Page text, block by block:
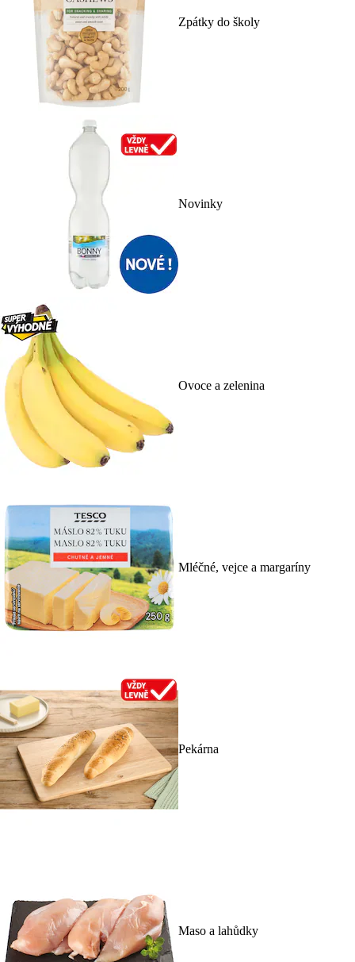
Zpátky do školy
Novinky
Ovoce a zelenina
Mléčné, vejce a margaríny
Pekárna
Maso a lahůdky